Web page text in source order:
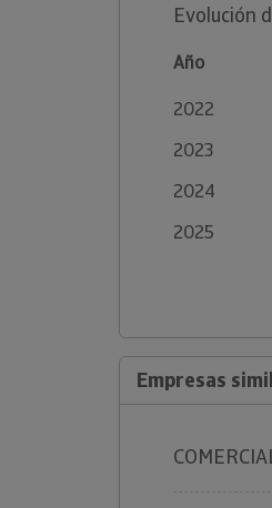
Evolución
Año
2022
2023
2024
2025
Empresas